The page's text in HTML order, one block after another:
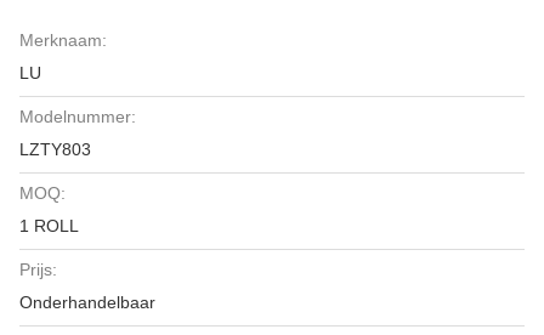
Merknaam:
LU
Modelnummer:
LZTY803
MOQ:
1 ROLL
Prijs:
Onderhandelbaar